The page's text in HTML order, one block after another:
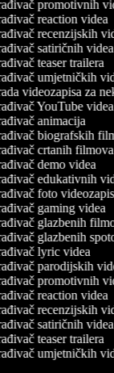
promotivnih
reaction videa
recenzijskih
satiričnih videa
teaser trailera
umjetničkih
videozapisa za
YouTube videa
animacija
biografskih
crtanih filmova
demo videa
edukativnih
foto
gaming videa
glazbenih
glazbenih
lyric videa
parodijskih
promotivnih
reaction videa
recenzijskih
satiričnih videa
teaser trailera
umjetničkih